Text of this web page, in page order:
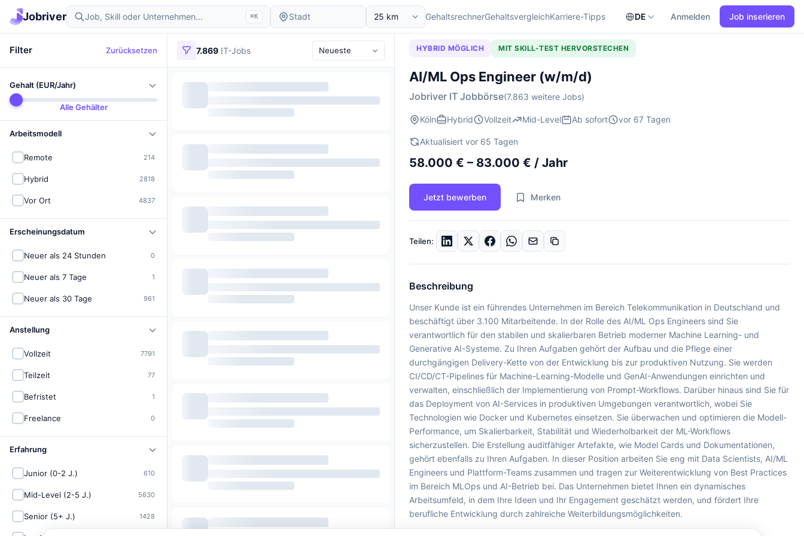
Jobriver ⌘K GehaltsrechnerGehaltsvergleichKarriere-Tipps DE Anmelden Job inserieren
Filter Zurücksetzen
Gehalt (EUR/Jahr)
Alle Gehälter
Arbeitsmodell
Remote 214
Hybrid 2818
Vor Ort 4837
Erscheinungsdatum
Neuer als 24 Stunden 0
Neuer als 7 Tage 1
Neuer als 30 Tage 961
Anstellung
Vollzeit 7791
Teilzeit 77
Befristet 1
Freelance 0
Erfahrung
Junior (0-2 J.) 610
Mid-Level (2-5 J.) 5630
Senior (5+ J.) 1428
7.869 IT-Jobs HYBRID MÖGLICH MIT SKILL-TEST HERVORSTECHEN
AI/ML Ops Engineer (w/m/d)
Jobriver IT Jobbörse(7.863 weitere Jobs)
Köln Hybrid Vollzeit Mid-Level Ab sofort vor 67 Tagen
Aktualisiert vor 65 Tagen
58.000 € – 83.000 € / Jahr
Jetzt bewerben Merken
Teilen:
Beschreibung
Unser Kunde ist ein führendes Unternehmen im Bereich Telekommunikation in Deutschland und
beschäftigt über 3.100 Mitarbeitende. In der Rolle des AI/ML Ops Engineers sind Sie
verantwortlich für den stabilen und skalierbaren Betrieb moderner Machine Learning- und
Generative AI-Systeme. Zu Ihren Aufgaben gehört der Aufbau und die Pflege einer
durchgängigen Delivery-Kette von der Entwicklung bis zur produktiven Nutzung. Sie werden
CI/CD/CT-Pipelines für Machine-Learning-Modelle und GenAI-Anwendungen einrichten und
verwalten, einschließlich der Implementierung von Prompt-Workflows. Darüber hinaus sind Sie für
das Deployment von AI-Services in produktiven Umgebungen verantwortlich, wobei Sie
Technologien wie Docker und Kubernetes einsetzen. Sie überwachen und optimieren die Modell-
Performance, um Skalierbarkeit, Stabilität und Wiederholbarkeit der ML-Workflows
sicherzustellen. Die Erstellung auditfähiger Artefakte, wie Model Cards und Dokumentationen,
gehört ebenfalls zu Ihren Aufgaben. In dieser Position arbeiten Sie eng mit Data Scientists, AI/ML
Engineers und Plattform-Teams zusammen und tragen zur Weiterentwicklung von Best Practices
im Bereich MLOps und AI-Betrieb bei. Das Unternehmen bietet Ihnen ein dynamisches
Arbeitsumfeld, in dem Ihre Ideen und Ihr Engagement geschätzt werden, und fördert Ihre
berufliche Entwicklung durch zahlreiche Weiterbildungsmöglichkeiten.